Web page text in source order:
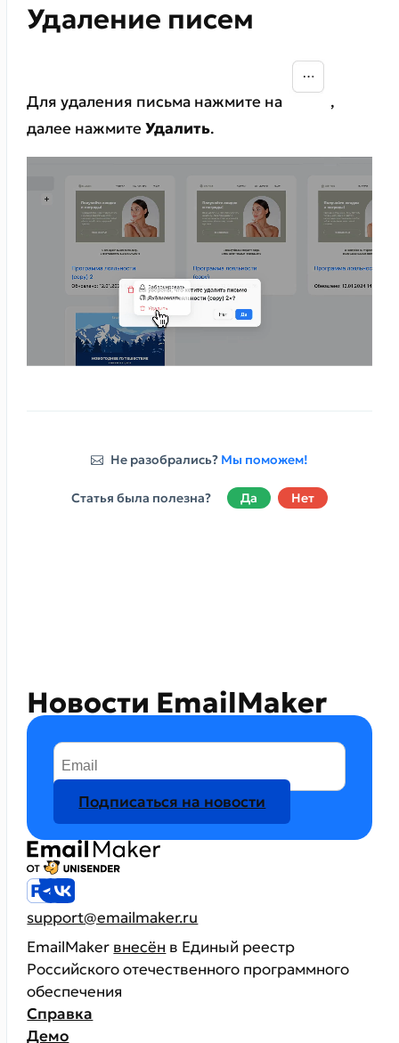
Удаление писем
Для удаления письма нажмите на
,
далее нажмитеУдалить.
Не разобрались? Мы поможем!
Статья была полезна? Да Нет
Новости EmailMaker
Подписаться на новости
support@emailmaker.ru
EmailMaker внесён в Единый реестр
Российского отечественного программного
обеспечения
Справка
Демо